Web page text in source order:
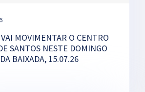
MOVIMENTAR O CENTRO
SANTOS NESTE DOMINGO
BAIXADA, 15.07.26